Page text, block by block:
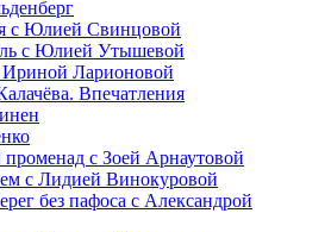
с Юлией Свинцовой
с Юлией Утышевой
Ларионовой
Впечатления
с Зоей Арнаутовой
с Лидией Винокуровой
без пафоса с Александрой